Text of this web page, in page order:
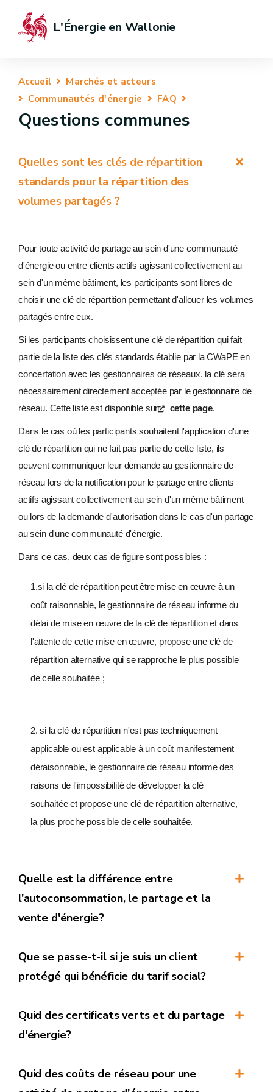
L'Énergie en Wallonie
Accueil
Marchés et acteurs
Communautés d'énergie
FAQ
Questions communes
Quelles sont les clés de répartition
standards pour la répartition des
volumes partagés ?
Pour toute activité de partage au sein d'une communauté
d'énergie ou entre clients actifs agissant collectivement au
sein d'un même bâtiment, les participants sont libres de
choisir une clé de répartition permettant d'allouer les volumes
partagés entre eux.
Si les participants choisissent une clé de répartition qui fait
partie de la liste des clés standards établie par la CWaPE en
concertation avec les gestionnaires de réseaux, la clé sera
nécessairement directement acceptée par le gestionnaire de
réseau. Cette liste est disponible sur
cette page.
Dans le cas où les participants souhaitent l'application d'une
clé de répartition qui ne fait pas partie de cette liste, ils
peuvent communiquer leur demande au gestionnaire de
réseau lors de la notification pour le partage entre clients
actifs agissant collectivement au sein d'un même bâtiment
ou lors de la demande d'autorisation dans le cas d'un partage
au sein d'une communauté d'énergie.
Dans ce cas, deux cas de figure sont possibles :
1.si la clé de répartition peut être mise en œuvre à un
coût raisonnable, le gestionnaire de réseau informe du
délai de mise en œuvre de la clé de répartition et dans
l'attente de cette mise en œuvre, propose une clé de
répartition alternative qui se rapproche le plus possible
de celle souhaitée ;
2. si la clé de répartition n'est pas techniquement
applicable ou est applicable à un coût manifestement
déraisonnable, le gestionnaire de réseau informe des
raisons de l'impossibilité de développer la clé
souhaitée et propose une clé de répartition alternative,
la plus proche possible de celle souhaitée.
Quelle est la différence entre
l'autoconsommation, le partage et la
vente d'énergie?
L'autoconsommation :
Que se passe-t-il si je suis un client
protégé qui bénéficie du tarif social?
Quid des certificats verts et du partage
d'énergie?
bâtiment ou d'une communauté d'énergie ne modifie pas le
Quid des coûts de réseau pour une